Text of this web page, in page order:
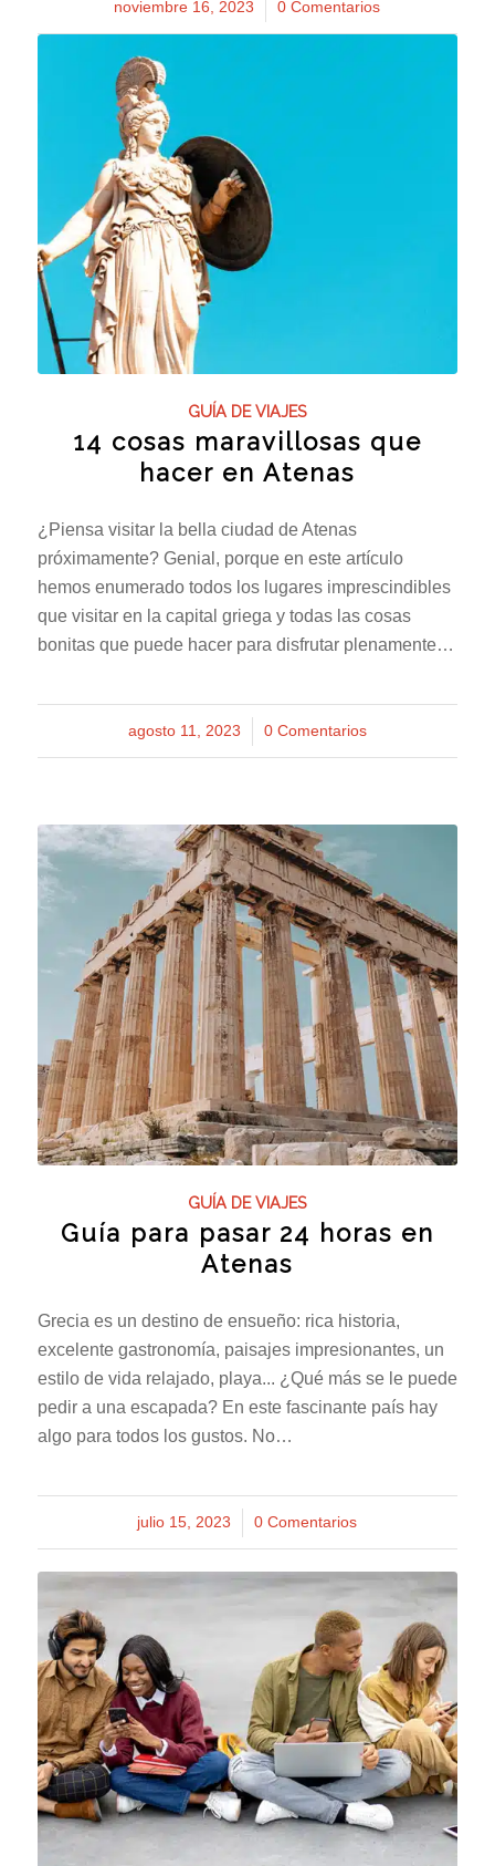
noviembre 16, 2023
/ 0 Comentarios
GUÍA DE VIAJES
14 cosas maravillosas que
hacer en Atenas
¿Piensa visitar la bella ciudad de Atenas
próximamente? Genial, porque en este artículo
hemos enumerado todos los lugares imprescindibles
que visitar en la capital griega y todas las cosas
bonitas que puede hacer para disfrutar plenamente…
agosto 11, 2023
/ 0 Comentarios
GUÍA DE VIAJES
Guía para pasar 24 horas en
Atenas
Grecia es un destino de ensueño: rica historia,
excelente gastronomía, paisajes impresionantes, un
estilo de vida relajado, playa... ¿Qué más se le puede
pedir a una escapada? En este fascinante país hay
algo para todos los gustos. No…
julio 15, 2023
/ 0 Comentarios